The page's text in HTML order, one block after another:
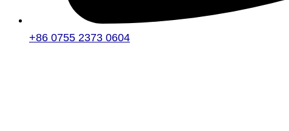
+86 0755 2373 0604